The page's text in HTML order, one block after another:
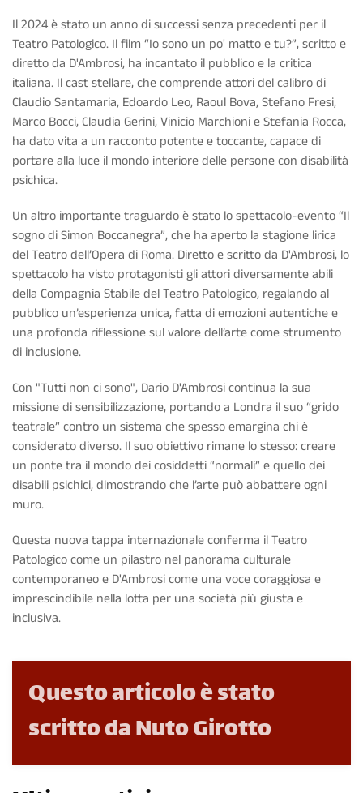
Il 2024 è stato un anno di successi senza precedenti per il
Teatro Patologico. Il film “Io sono un po' matto e tu?”, scritto e
diretto da D'Ambrosi, ha incantato il pubblico e la critica
italiana. Il cast stellare, che comprende attori del calibro di
Claudio Santamaria, Edoardo Leo, Raoul Bova, Stefano Fresi,
Marco Bocci, Claudia Gerini, Vinicio Marchioni e Stefania Rocca,
ha dato vita a un racconto potente e toccante, capace di
portare alla luce il mondo interiore delle persone con disabilità
psichica.
Un altro importante traguardo è stato lo spettacolo-evento “Il
sogno di Simon Boccanegra”, che ha aperto la stagione lirica
del Teatro dell’Opera di Roma. Diretto e scritto da D'Ambrosi, lo
spettacolo ha visto protagonisti gli attori diversamente abili
della Compagnia Stabile del Teatro Patologico, regalando al
pubblico un’esperienza unica, fatta di emozioni autentiche e
una profonda riflessione sul valore dell’arte come strumento
di inclusione.
Con "Tutti non ci sono", Dario D'Ambrosi continua la sua
missione di sensibilizzazione, portando a Londra il suo “grido
teatrale” contro un sistema che spesso emargina chi è
considerato diverso. Il suo obiettivo rimane lo stesso: creare
un ponte tra il mondo dei cosiddetti “normali” e quello dei
disabili psichici, dimostrando che l’arte può abbattere ogni
muro.
Questa nuova tappa internazionale conferma il Teatro
Patologico come un pilastro nel panorama culturale
contemporaneo e D'Ambrosi come una voce coraggiosa e
imprescindibile nella lotta per una società più giusta e
inclusiva.
Questo articolo è stato
scritto da Nuto Girotto